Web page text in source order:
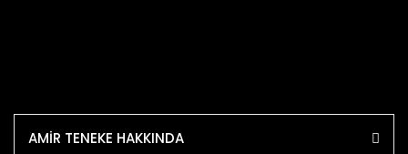
AMİR TENEKE HAKKINDA